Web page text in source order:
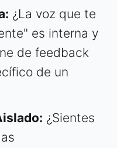
¿La voz que te
es interna y
de feedback
de un
¿Sientes